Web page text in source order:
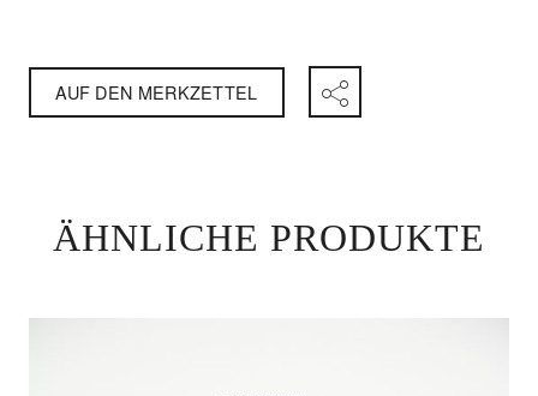
AUF DEN MERKZETTEL
ÄHNLICHE PRODUKTE